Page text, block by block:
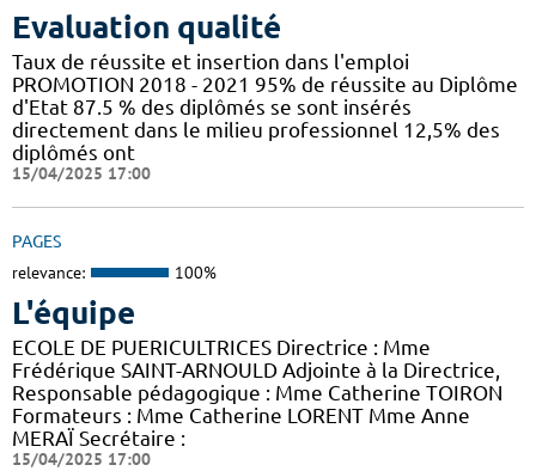
Evaluation qualité
Taux de réussite et insertion dans l'emploi
PROMOTION 2018 - 2021 95% de réussite au Diplôme
d'Etat 87.5 % des diplômés se sont insérés
directement dans le milieu professionnel 12,5% des
diplômés ont
15/04/2025 17:00
PAGES
relevance: 100%
L'équipe
ECOLE DE PUERICULTRICES Directrice : Mme
Frédérique SAINT-ARNOULD Adjointe à la Directrice,
Responsable pédagogique : Mme Catherine TOIRON
Formateurs : Mme Catherine LORENT Mme Anne
MERAÏ Secrétaire :
15/04/2025 17:00